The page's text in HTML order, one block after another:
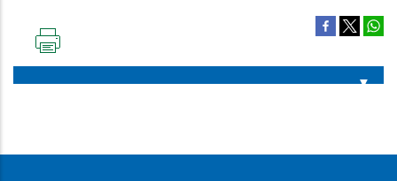
PÁGINA